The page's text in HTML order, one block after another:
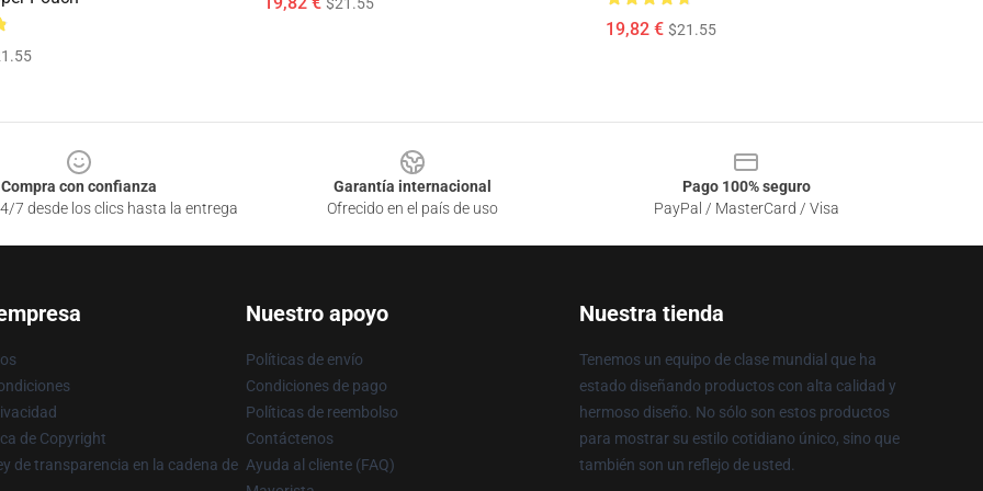
19,82 € $21.55
Compra con confianza
7 desde los clics hasta la entrega
Garantía internacional
Ofrecido en el país de uso
Pago 100% seguro
PayPal / MasterCard / Visa
de Copyright
de transparencia en la cadena de
Nuestro apoyo
Políticas de envío
Condiciones de pago
Políticas de reembolso
Contáctenos
Ayuda al cliente (FAQ)
Nuestra tienda
Tenemos un equipo de clase mundial que ha
estado diseñando productos con alta calidad y
hermoso diseño. No sólo son estos productos
para mostrar su estilo cotidiano único, sino que
también son un reflejo de usted.